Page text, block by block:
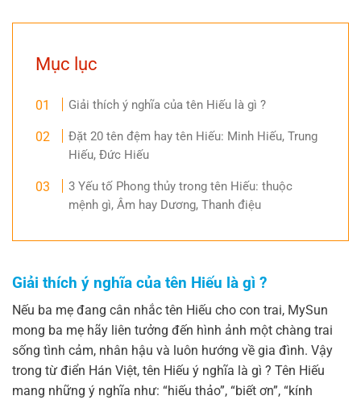
Mục lục
Giải thích ý nghĩa của tên Hiếu là gì ?
Đặt 20 tên đệm hay tên Hiếu: Minh Hiếu, Trung
Hiếu, Đức Hiếu
3 Yếu tố Phong thủy trong tên Hiếu: thuộc
mệnh gì, Âm hay Dương, Thanh điệu
Giải thích ý nghĩa của tên Hiếu là gì ?
Nếu ba mẹ đang cân nhắc tên Hiếu cho con trai, MySun
mong ba mẹ hãy liên tưởng đến hình ảnh một chàng trai
sống tình cảm, nhân hậu và luôn hướng về gia đình. Vậy
trong từ điển Hán Việt, tên Hiếu ý nghĩa là gì ? Tên Hiếu
mang những ý nghĩa như: “hiếu thảo”, “biết ơn”, “kính